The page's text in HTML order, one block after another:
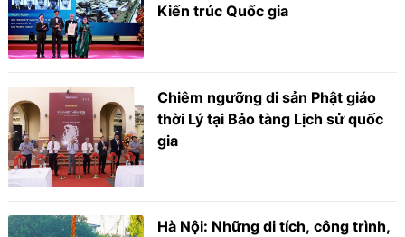
Kiến trúc Quốc gia
Chiêm ngưỡng di sản Phật giáo
thời Lý tại Bảo tàng Lịch sử quốc
gia
Hà Nội: Những di tích, công trình,